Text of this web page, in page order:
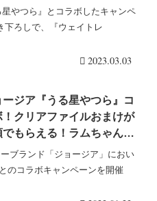
ズ・おまけも！
やつら』とコラボしたキャンペ
下ろしで、『ウェイトレ
2023.03.03
ージア『うる星やつら』コ
！クリアファイルおまけが
でもらえる！ラムちゃん・
あたるなど全4種類！開催
？
ブランド「ジョージア」におい
のコラボキャンペーンを開催